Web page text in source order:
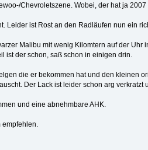
Chevroletszene. Wobei, der hat ja
Leider ist Rost an den Radläufen nun ein
Malibu mit wenig Kilomtern auf der Uhr
ist der schon, saß schon in einigen drin.
die er bekommen hat und den kleinen
Der Lack ist leider schon arg verkratzt
und eine abnehmbare AHK.